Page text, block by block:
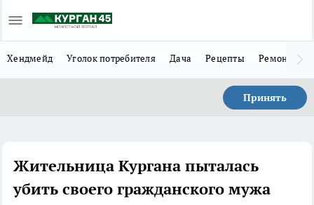
Хендмейд Уголок потребителя Дача Рецепты Ремонт
Принять
Жительница Кургана пыталась
убить своего гражданского мужа